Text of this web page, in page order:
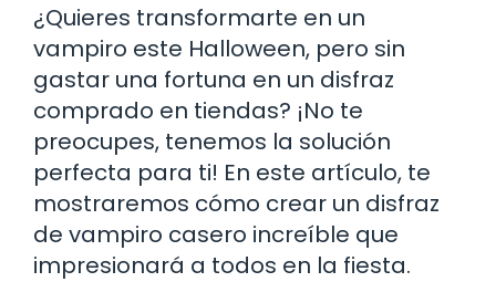
¿Quieres transformarte en un
vampiro este Halloween, pero sin
gastar una fortuna en un disfraz
comprado en tiendas? ¡No te
preocupes, tenemos la solución
perfecta para ti! En este artículo, te
mostraremos cómo crear un disfraz
de vampiro casero increíble que
impresionará a todos en la fiesta.